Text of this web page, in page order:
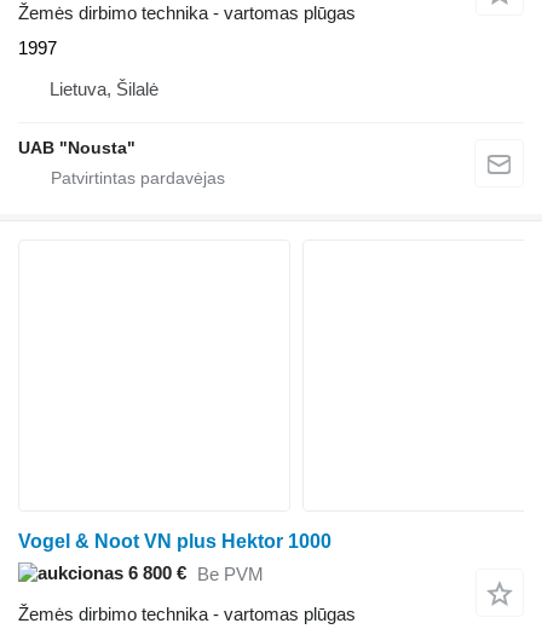
Žemės dirbimo technika - vartomas plūgas
1997
Lietuva, Šilalė
UAB "Nousta"
Vogel & Noot VN plus Hektor 1000
6 800 € Be PVM
Žemės dirbimo technika - vartomas plūgas